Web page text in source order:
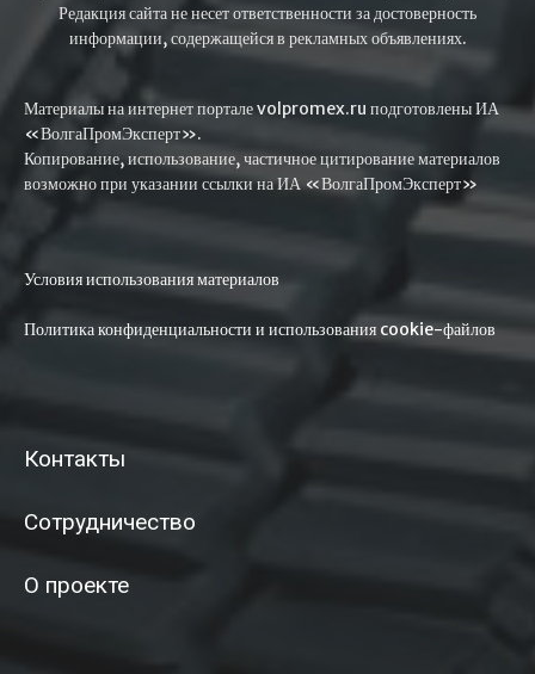
Редакция сайта не несет ответственности за достоверность
информации, содержащейся в рекламных объявлениях.
Материалы на интернет портале volpromex.ru подготовлены ИА
«ВолгаПромЭксперт».
Копирование, использование, частичное цитирование материалов
возможно при указании ссылки на ИА «ВолгаПромЭксперт»
Условия использования материалов
Политика конфиденциальности и использования cookie-файлов
Контакты
Сотрудничество
О проекте